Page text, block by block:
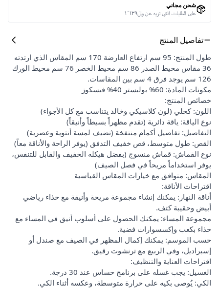
شحن مجاني
على الطلبات التي تزيد عن ﷼١٬١٢٩
تفاصيل المنتج
طول المنتج: 95 سم ارتفاع العارضة 170 سم المقاس الذي ارتدته
36 مقاس محيط الصدر 86 سم محيط الخصر 76 سم محيط الورك
126 سم يوجد فرق 4 سم بين المقاسات.
مكونات المادة: 60% بوليستر 40% فيسكوز
خصائص المنتج:
اللون: كحلي (لون كلاسيكي وخالد يتناسب مع كل الأجواء)
نوع الياقة: ياقة دائرية (تقدم مظهراً بسيطاً وأنيقاً)
التفاصيل: تفاصيل أكمام منتفخة (تضيف لمسة أنثوية وعصرية)
القص: طول متوسط، قص خفيف التدفق (يوفر الراحة والأناقة معاً)
نوع القماش: قماش منسوج (بفضل هيكله الخفيف والقابل للتنفس،
يوفر استخداماً مريحاً في فصل الصيف)
المقاس: متوافق مع خيارات المقاس القياسية
اقتراحات الأناقة:
أناقة النهار: يمكنك إنشاء مجموعة مريحة وأنيقة مع حذاء رياضي
أبيض وحقيبة كتف.
مجموعة المساء: يمكنك الحصول على أسلوب أنيق في المساء مع
حذاء بكعب وإكسسوارات فضية.
حسب الموسم: يمكنك إكمال المظهر في الصيف مع صندل أو
إسبراديل، وفي الربيع مع ترنشوت رقيق.
اقتراحات العناية والتنظيف:
الغسيل: يجب غسله على برنامج حساس عند 30 درجة.
الكي: يُوصى بكيه على حرارة متوسطة، وعكسه أثناء الكي.